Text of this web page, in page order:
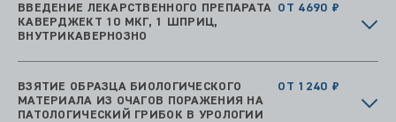
ВВЕДЕНИЕ ЛЕКАРСТВЕННОГО ПРЕПАРАТА
КАВЕРДЖЕКТ 10 МКГ, 1 ШПРИЦ,
ВНУТРИКАВЕРНОЗНО
ОТ 4690 ₽
ВЗЯТИЕ ОБРАЗЦА БИОЛОГИЧЕСКОГО
МАТЕРИАЛА ИЗ ОЧАГОВ ПОРАЖЕНИЯ НА
ПАТОЛОГИЧЕСКИЙ ГРИБОК В УРОЛОГИИ
ОТ 1240 ₽